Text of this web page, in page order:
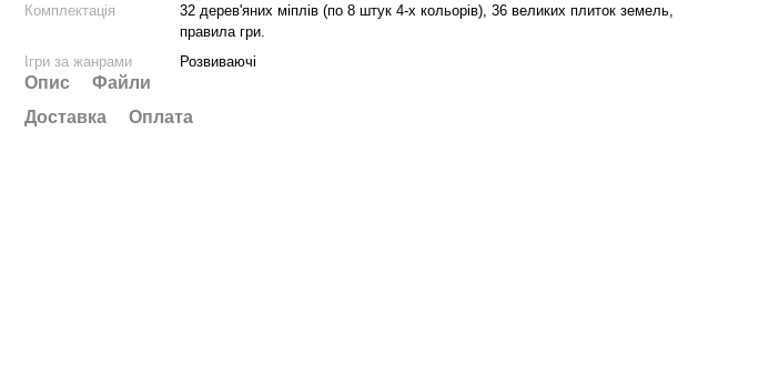
Комплектація
32 дерев'яних міплів (по 8 штук 4-х кольорів), 36 великих плиток земель,
правила гри.
Ігри за жанрами
Розвиваючі
Опис
Файли
Доставка
Оплата